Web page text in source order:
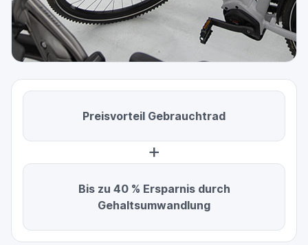
Preisvorteil Gebrauchtrad
+
Bis zu 40 % Ersparnis durch
Gehaltsumwandlung